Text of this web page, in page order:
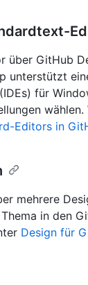
über GitHub
unterstützt
für
Editors in
mehrere
in den
Design für